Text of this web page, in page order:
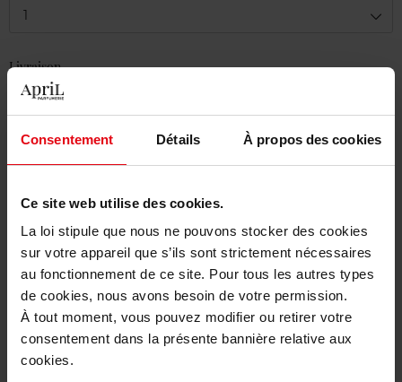
Consentement Détails À propos des cookies
Ce site web utilise des cookies.
La loi stipule que nous ne pouvons stocker des cookies
sur votre appareil que s’ils sont strictement nécessaires
au fonctionnement de ce site. Pour tous les autres types
de cookies, nous avons besoin de votre permission.
À tout moment, vous pouvez modifier ou retirer votre
consentement dans la présente bannière relative aux
cookies.
1
Livraison
En stock
Retour gratuit dans votre magasin
Description